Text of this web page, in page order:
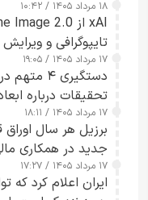
۱۸ مرداد ۱۴۰۵ / ۱۰:۴۲
تایپوگرافی و
۱۷ مرداد ۱۴۰۵ / ۱۹:۰۵
دستگیری
تحقیقات درباره
۱۷ مرداد ۱۴۰۵ / ۱۸:۱۱
برزیل هر سال
جدید در همکاری
۱۷ مرداد ۱۴۰۵ / ۱۷:۲۷
ایران اعلام کرد که